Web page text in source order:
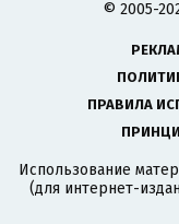
© 2005-
ПРАВИЛА
Использование
(для интернет-